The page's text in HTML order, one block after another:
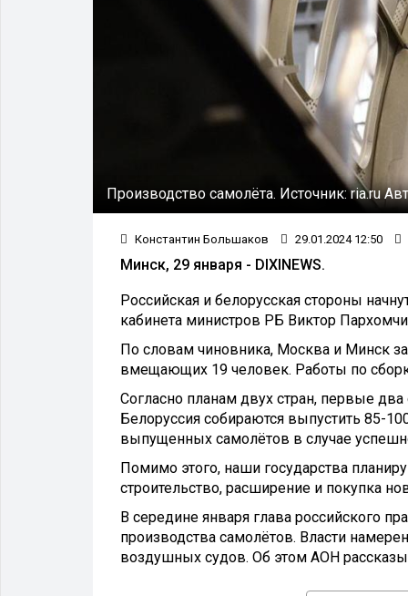
Производство самолёта. Источник:ria.ru
Константин Большаков 29.01.2024 12:50
Минск, 29 января - DIXINEWS.
Российская и белорусская стороны
кабинета министров РБ Виктор
По словам чиновника, Москва и Минск
вмещающих 19 человек. Работы по
Согласно планам двух стран, первые
Белоруссия собираются выпустить 85-
выпущенных самолётов в случае
Помимо этого, наши государства
строительство, расширение и покупка
В середине января глава российского
производства самолётов. Власти
воздушных судов. Об этом АОН